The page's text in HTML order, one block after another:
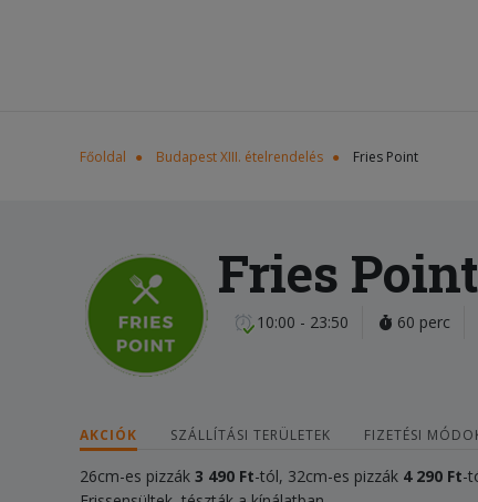
Főoldal Budapest XIII. ételrendelés Fries Point
Fries Point
10:00 - 23:50 60 perc
AKCIÓK SZÁLLÍTÁSI TERÜLETEK FIZETÉSI
26cm-es pizzák 3 490 Ft-tól, 32cm-es pizzák 4 290 Ft-